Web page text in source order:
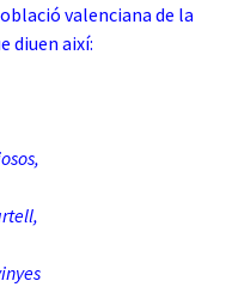
valenciana de la
diuen així: